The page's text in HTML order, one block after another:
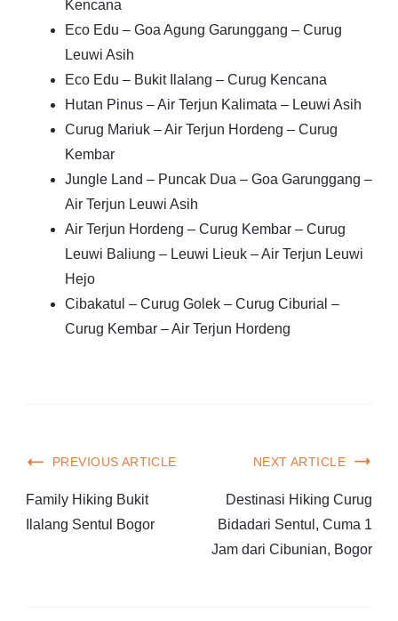
Kencana
Eco Edu – Goa Agung Garunggang – Curug
Leuwi Asih
Eco Edu – Bukit Ilalang – Curug Kencana
Hutan Pinus – Air Terjun Kalimata – Leuwi Asih
Curug Mariuk – Air Terjun Hordeng – Curug
Kembar
Jungle Land – Puncak Dua – Goa Garunggang –
Air Terjun Leuwi Asih
Air Terjun Hordeng – Curug Kembar – Curug
Leuwi Baliung – Leuwi Lieuk – Air Terjun Leuwi
Hejo
Cibakatul – Curug Golek – Curug Ciburial –
Curug Kembar – Air Terjun Hordeng
PREVIOUS ARTICLE
Family Hiking Bukit
Ilalang Sentul Bogor
NEXT ARTICLE
Destinasi Hiking Curug
Bidadari Sentul, Cuma 1
Jam dari Cibunian, Bogor